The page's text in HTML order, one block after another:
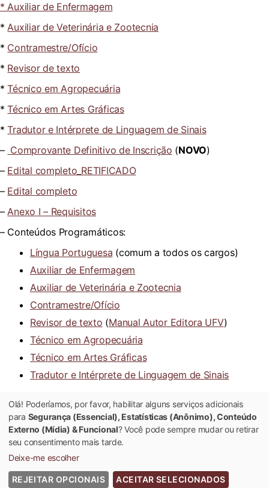
* Auxiliar de Enfermagem
*Auxiliar de Veterinária e Zootecnia
* Contramestre/Ofício
* Revisor de texto
*Técnico em Agropecuária
*Técnico em Artes Gráficas
*Tradutor e Intérprete de Linguagem de Sinais
– Comprovante Definitivo de Inscrição (NOVO)
– Edital completo_RETIFICADO
– Edital completo
–Anexo I – Requisitos
– Conteúdos Programáticos:
Língua Portuguesa (comum a todos os cargos)
Auxiliar de Enfermagem
Auxiliar de Veterinária e Zootecnia
Contramestre/Ofício
Revisor de texto (Manual Autor Editora UFV)
Técnico em Agropecuária
Técnico em Artes Gráficas
Tradutor e Intérprete de Linguagem de Sinais
Retificação_Técnico em Agropecuária
Extrato DOU
© 2022 Universidade Federal de Viçosa - Todos os Direitos Reservados
Olá! Poderíamos, por favor, habilitar alguns serviços adicionais
para Segurança (Essencial), Estatísticas (Anônimo), Conteúdo
Externo (Mídia) & Funcional? Você pode sempre mudar ou retirar
seu consentimento mais tarde.
Deixe-me escolher
REJEITAR OPCIONAIS ACEITAR SELECIONADOS